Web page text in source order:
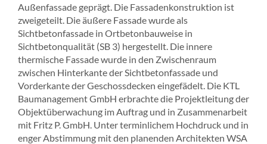
Außenfassade geprägt. Die Fassadenkonstruktion ist
zweigeteilt. Die äußere Fassade wurde als
Sichtbetonfassade in Ortbetonbauweise in
Sichtbetonqualität (SB 3) hergestellt. Die innere
thermische Fassade wurde in den Zwischenraum
zwischen Hinterkante der Sichtbetonfassade und
Vorderkante der Geschossdecken eingefädelt. Die KTL
Baumanagement GmbH erbrachte die Projektleitung der
Objektüberwachung im Auftrag und in Zusammenarbeit
mit Fritz P. GmbH. Unter terminlichem Hochdruck und in
enger Abstimmung mit den planenden Architekten WSA